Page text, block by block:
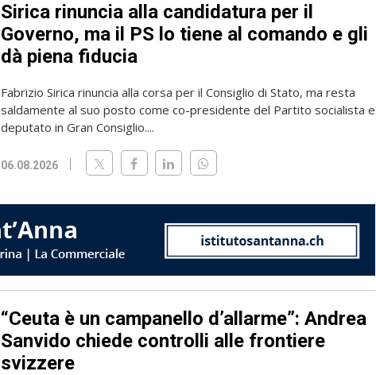
Sirica rinuncia alla candidatura per il
Governo, ma il PS lo tiene al comando e gli
dà piena fiducia
Fabrizio Sirica rinuncia alla corsa per il Consiglio di Stato, ma resta
saldamente al suo posto come co-presidente del Partito socialista e
deputato in Gran Consiglio....
06.08.2026
“Ceuta è un campanello d’allarme”: Andrea
Sanvido chiede controlli alle frontiere
svizzere